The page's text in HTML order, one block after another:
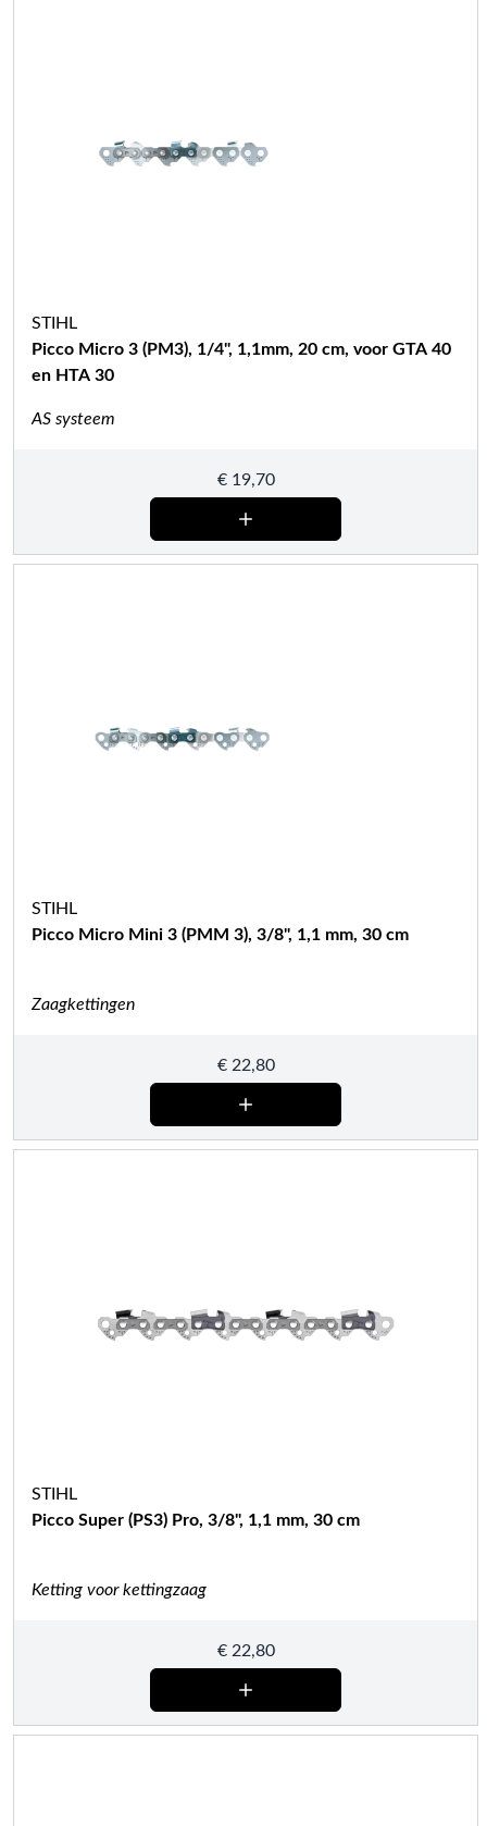
STIHL
Picco Micro 3 (PM3), 1/4", 1,1mm, 20 cm, voor GTA 40
en HTA 30
AS systeem
€19,70
STIHL
Picco Micro Mini 3 (PMM 3), 3/8", 1,1 mm, 30 cm
Zaagkettingen
€22,80
STIHL
Picco Super (PS3) Pro, 3/8", 1,1 mm, 30 cm
Ketting voor kettingzaag
€22,80